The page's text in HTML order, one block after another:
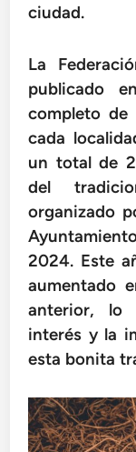
ciudad.
La
publicado
completo de
cada
un total de
del
organizado
2024. Este
aumentado
anterior, lo
interés y la
esta bonita